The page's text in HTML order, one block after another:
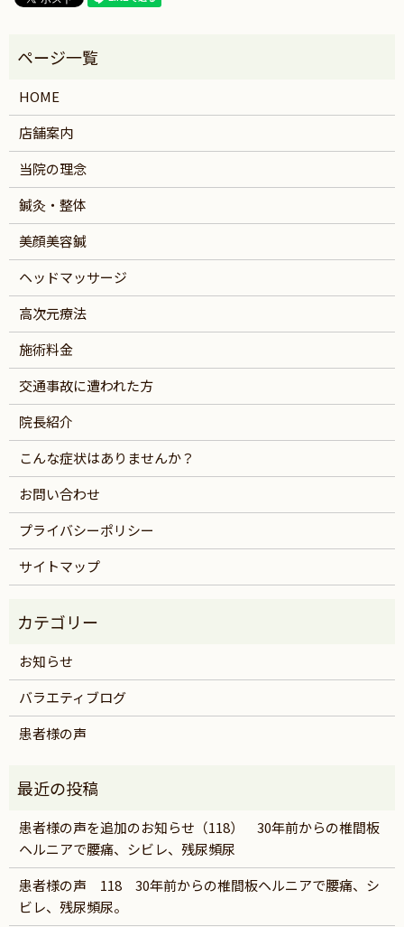
HOME
店舗案内
当院の理念
鍼灸・整体
美顔美容鍼
ヘッドマッサージ
高次元療法
施術料金
交通事故に遭われた方
院長紹介
こんな症状はありませんか？
お問い合わせ
プライバシーポリシー
サイトマップ
お知らせ
バラエティブログ
患者様の声
患者様の声を追加のお知らせ（118） 30年前からの椎間板
ヘルニアで腰痛、シビレ、残尿頻尿
患者様の声 118 30年前からの椎間板ヘルニアで腰痛、シ
ビレ、残尿頻尿。